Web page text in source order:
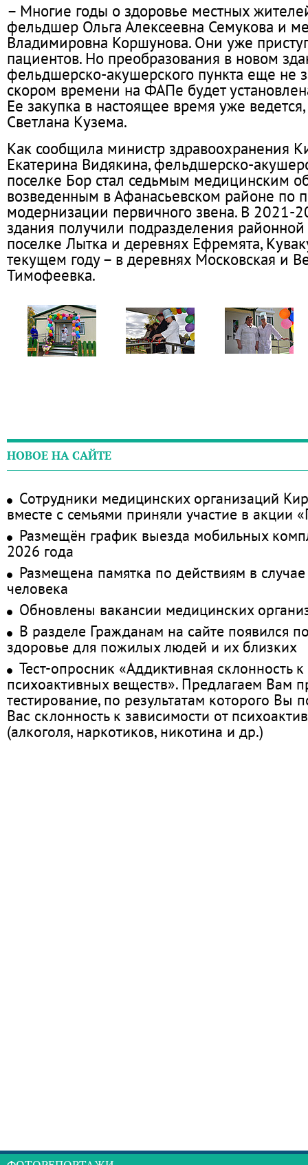
– Многие годы о здоровье местных
фельдшер Ольга Алексеевна Семукова и
Владимировна Коршунова. Они уже
пациентов. Но преобразования в новом
фельдшерско-акушерского пункта еще не
скором времени на ФАПе будет
Ее закупка в настоящее время уже
Светлана Кузема.
Как сообщила министр здравоохранения
Екатерина Видякина, фельдшерско-
поселке Бор стал седьмым медицинским
возведенным в Афанасьевском районе по
модернизации первичного звена. В 2021-
здания получили подразделения
поселке Лытка и деревнях Ефремята,
текущем году – в деревнях Московская и
Тимофеевка.
НОВОЕ НА САЙТЕ
Сотрудники медицинских организаций
вместе с семьями приняли участие в акции
Размещён график выезда мобильных
2026 года
Размещена памятка по действиям в
человека
Обновлены вакансии медицинских
В разделе Гражданам на сайте появился
здоровье для пожилых людей и их близких
Тест-опросник «Аддиктивная склонность
психоактивных веществ». Предлагаем Вам
тестирование, по результатам которого Вы
Вас склонность к зависимости от
(алкоголя, наркотиков, никотина и др.)